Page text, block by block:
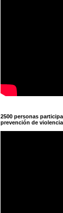
2500 personas
prevención de